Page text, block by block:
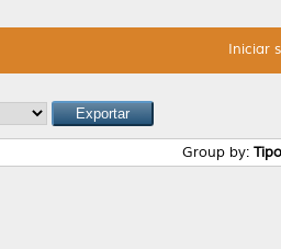
Iniciar
Group by: